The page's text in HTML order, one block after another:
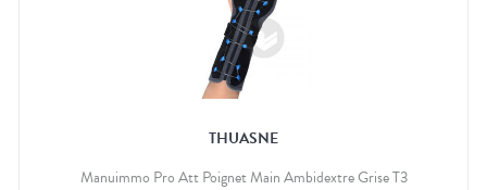
THUASNE
Manuimmo Pro Att Poignet Main Ambidextre Grise T3